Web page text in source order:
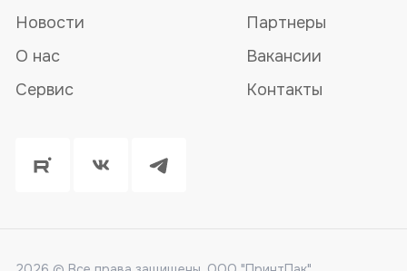
Новости
О нас
Сервис
Партнеры
Вакансии
Контакты